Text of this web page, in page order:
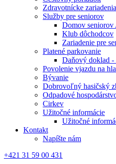
Zdravotnícke zariadenia
Služby pre seniorov
Domov seniorov
Klub dôchodcov
Zariadenie pre
Platené parkovanie
Daňový doklad -
Povolenie vjazdu na
Bývanie
Dobrovoľný hasičský
Odpadové
Cirkev
Užitočné informácie
Užitočné
Kontakt
Napíšte nám
+421 31 59 00 431